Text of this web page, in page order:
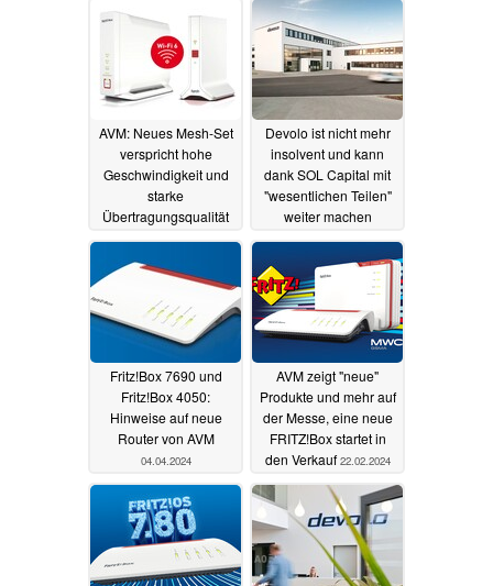
AVM: Neues Mesh-Set
verspricht hohe
Geschwindigkeit und
starke
Übertragungsqualität
auch auf großen
Flächen
Devolo ist nicht mehr
insolvent und kann
dank SOL Capital mit
"wesentlichen Teilen"
weiter machen
20.04.2024
Fritz!Box 7690 und
Fritz!Box 4050:
Hinweise auf neue
Router von AVM
04.04.2024
AVM zeigt "neue"
Produkte und mehr auf
der Messe, eine neue
FRITZ!Box startet in
den Verkauf 22.02.2024